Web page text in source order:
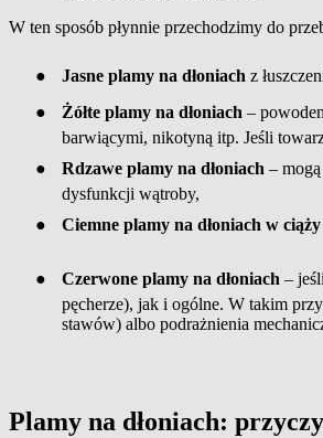
W ten sposób płynnie przechodzimy do
● Jasne plamy na dłoniach z
● Żółte plamy na dłoniach –
barwiącymi, nikotyną itp. Jeśli
● Rdzawe plamy na dłoniach –
dysfunkcji wątroby,
● Ciemne plamy na dłoniach w ciąży
● Czerwone plamy na dłoniach –
pęcherze), jak i ogólne. W takim
stawów) albo podrażnienia
Plamy na dłoniach: